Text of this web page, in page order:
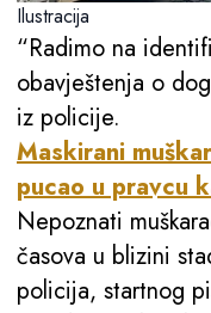
Ilustracija
“Radimo na
obavještenja o
iz policije.
Maskirani
pucao u pravcu
Nepoznati
časova u blizini
policija, startnog